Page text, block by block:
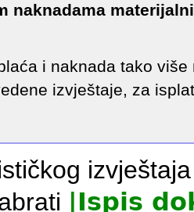
naknadama
i naknada tako
izvještaje, za
Ispis